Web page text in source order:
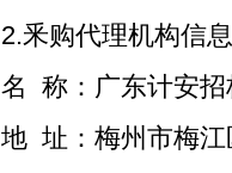
2.釆购代理机构信息
名 称：广东计安
地 址：梅州市梅